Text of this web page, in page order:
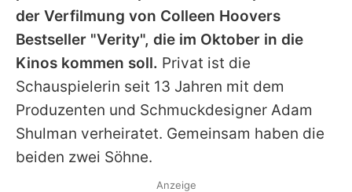
der Verfilmung von Colleen Hoovers
Bestseller "Verity", die im Oktober in die
Kinos kommen soll. Privat ist die
Schauspielerin seit 13 Jahren mit dem
Produzenten und Schmuckdesigner Adam
Shulman verheiratet. Gemeinsam haben die
beiden zwei Söhne.
Anzeige